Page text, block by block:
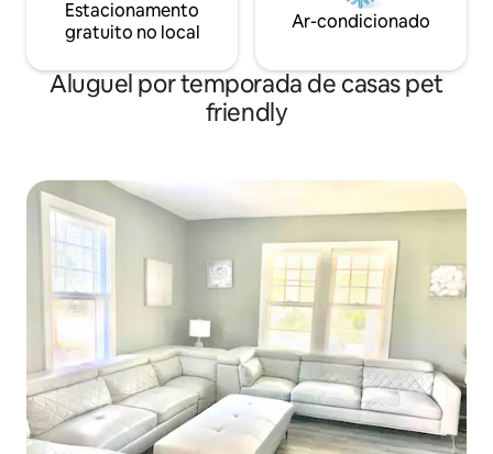
Estacionamento
gratuito no local
Ar-condicionado
Aluguel por temporada de casas pet
friendly